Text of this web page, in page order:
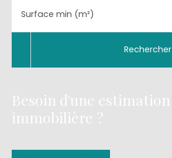
Surface min (m²)
Rechercher
Besoin d'une estimation
immobilière ?